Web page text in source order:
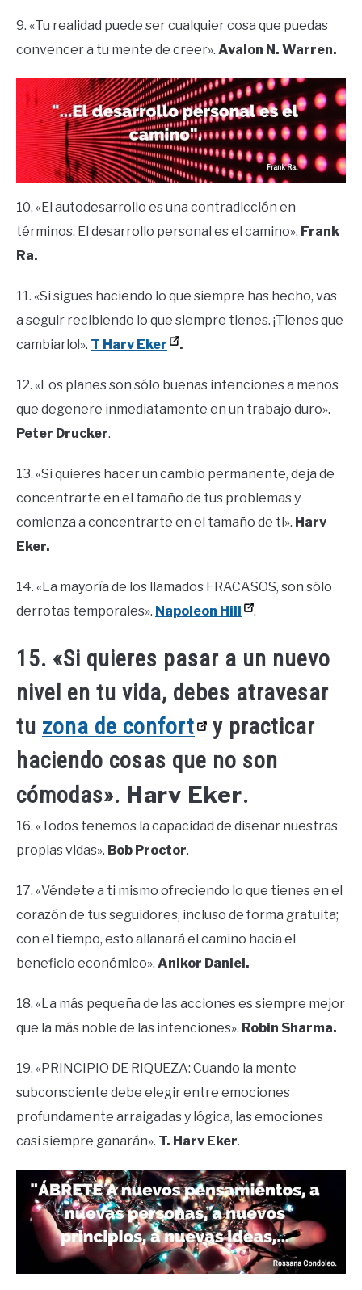
9. «Tu realidad puede ser cualquier cosa que puedas
convencer a tu mente de creer». Avalon N. Warren.
10. «El autodesarrollo es una contradicción en
términos. El desarrollo personal es el camino». Frank
Ra.
11. «Si sigues haciendo lo que siempre has hecho, vas
a seguir recibiendo lo que siempre tienes. ¡Tienes que
cambiarlo!». T Harv Eker .
12. «Los planes son sólo buenas intenciones a menos
que degenere inmediatamente en un trabajo duro».
Peter Drucker.
13. «Si quieres hacer un cambio permanente, deja de
concentrarte en el tamaño de tus problemas y
comienza a concentrarte en el tamaño de ti». Harv
Eker.
14. «La mayoría de los llamados FRACASOS, son sólo
derrotas temporales». Napoleon Hill .
15. «Si quieres pasar a un nuevo
nivel en tu vida, debes atravesar
tu zona de confort
y practicar
haciendo cosas que no son
cómodas». Harv Eker.
16. «Todos tenemos la capacidad de diseñar nuestras
propias vidas». Bob Proctor.
17. «Véndete a ti mismo ofreciendo lo que tienes en el
corazón de tus seguidores, incluso de forma gratuita;
con el tiempo, esto allanará el camino hacia el
beneficio económico». Anikor Daniel.
18. «La más pequeña de las acciones es siempre mejor
que la más noble de las intenciones». Robin Sharma.
19. «PRINCIPIO DE RIQUEZA: Cuando la mente
subconsciente debe elegir entre emociones
profundamente arraigadas y lógica, las emociones
casi siempre ganarán». T. Harv Eker.